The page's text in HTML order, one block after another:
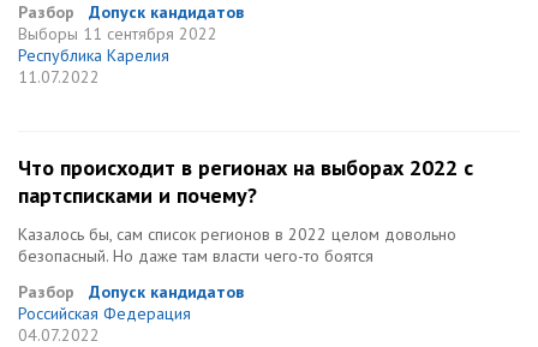
Разбор
Допуск кандидатов
Выборы 11 сентября 2022
Республика Карелия
11.07.2022
Что происходит в регионах на выборах 2022 с
партсписками и почему?
Казалось бы, сам список регионов в 2022 целом довольно
безопасный. Но даже там власти чего-то боятся
Разбор
Допуск кандидатов
Российская Федерация
04.07.2022